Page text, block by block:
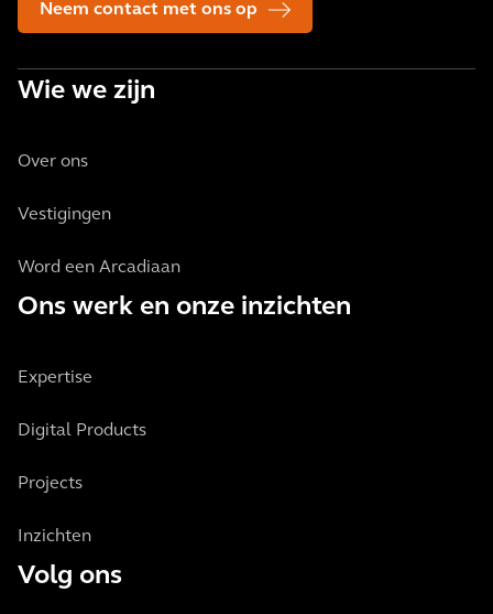
Neem contact met ons op
Wie we zijn
Over ons
Vestigingen
Word een Arcadiaan
Ons werk en onze inzichten
Expertise
Digital Products
Projects
Inzichten
Volg ons